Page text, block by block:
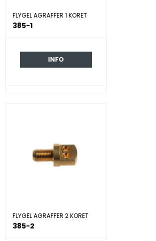
FLYGEL AGRAFFER 1 KORET
385-1
INFO
FLYGEL AGRAFFER 2 KORET
385-2